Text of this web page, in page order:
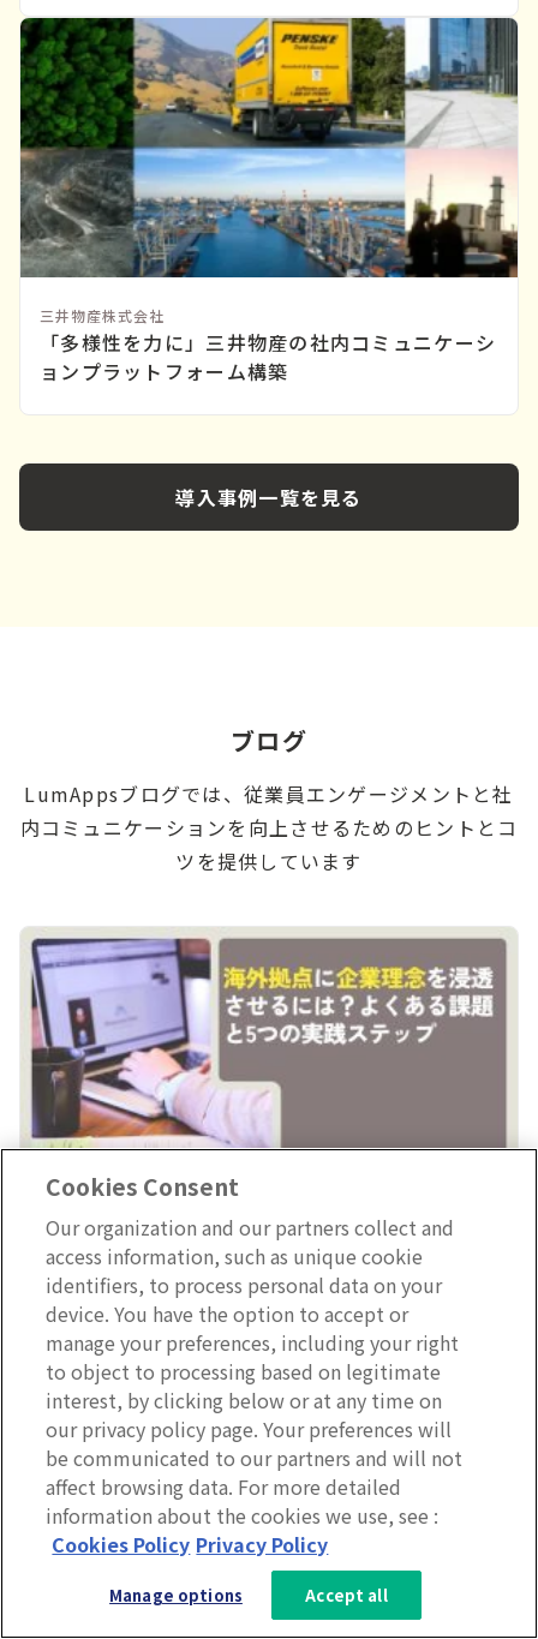
「多様性を力に」三井物産の社内コミュニケーシ
ョンプラットフォーム構築
三井物産株式会社
導入事例一覧を見る
ブログ
LumAppsブログでは、従業員エンゲージメントと社
内コミュニケーションを向上させるためのヒントとコ
ツを提供しています
海外拠点に企業理念を浸透させるには？よくある
課題と5つの実践ステップ
インナーブランディング・従業員エンゲージメント
3分で分かるLumApps
サービス資料を無料ダウンロー
ド
Cookies Consent
Our organization and our partners collect and
access information, such as unique cookie
identifiers, to process personal data on your
device. You have the option to accept or
manage your preferences, including your right
to object to processing based on legitimate
interest, by clicking below or at any time on
our privacy policy page. Your preferences will
be communicated to our partners and will not
affect browsing data. For more detailed
information about the cookies we use, see :
Cookies Policy Privacy Policy
Manage options Accept all